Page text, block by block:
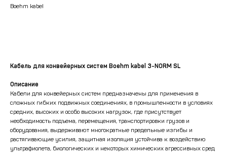
Boehm kabel
Кабель для конвейерных систем Boehm kabel 3-NORM SL
Описание
Кабели для конвейерных систем предназначены для применения в
сложных гибких подвижных соединениях, в промышленности в условиях
средних, высоких и особо высоких нагрузок, где присутствует
необходимость подъема, перемещения, транспортировки грузов и
оборудования, выдерживают многократные предельные изгибы и
растягивающие усилия, защитная изоляция устойчива к воздействию
ультрафиолета, биологических и некоторых химических агрессивных сред